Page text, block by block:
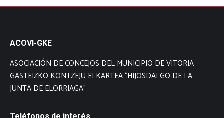
ACOVI-GKE
ASOCIACIÓN DE CONCEJOS DEL MUNICIPIO DE VITORIA
GASTEIZKO KONTZEJU ELKARTEA “HIJOSDALGO DE LA
JUNTA DE ELORRIAGA”